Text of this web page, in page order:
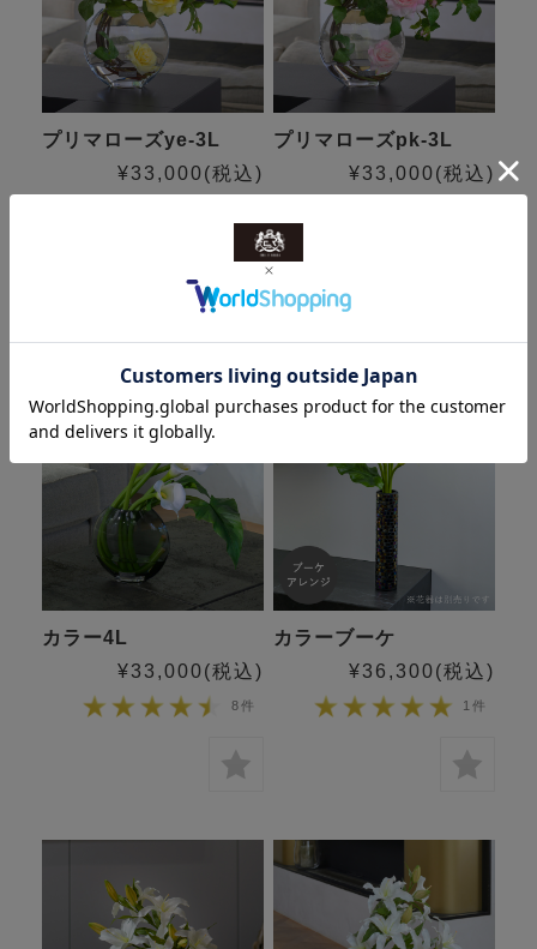
プリマローズye-3L
¥33,000(税込)
プリマローズpk-3L
¥33,000(税込)
カラー4L
¥33,000(税込)
8件
カラーブーケ
¥36,300(税込)
1件